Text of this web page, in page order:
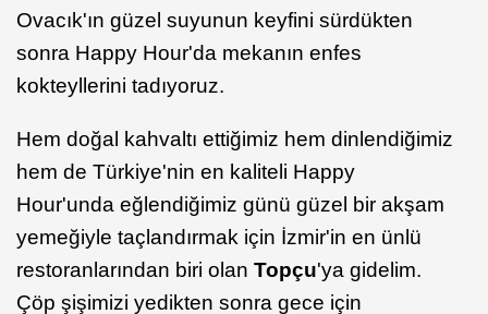
Ovacık'ın güzel suyunun keyfini sürdükten
sonra Happy Hour'da mekanın enfes
kokteyllerini tadıyoruz.
Hem doğal kahvaltı ettiğimiz hem dinlendiğimiz
hem de Türkiye'nin en kaliteli Happy
Hour'unda eğlendiğimiz günü güzel bir akşam
yemeğiyle taçlandırmak için İzmir'in en ünlü
restoranlarından biri olan Topçu'ya gidelim.
Çöp şişimizi yedikten sonra gece için